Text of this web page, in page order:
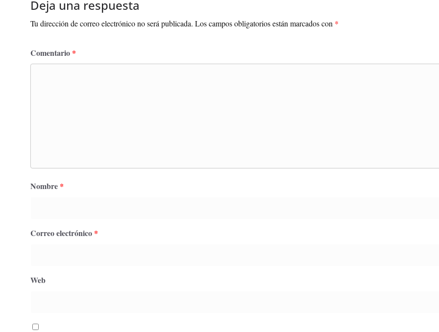
Deja una respuesta
Tu dirección de correo electrónico no será publicada. Los campos obligatorios están marcados con *
Comentario *
Nombre *
Correo electrónico *
Web